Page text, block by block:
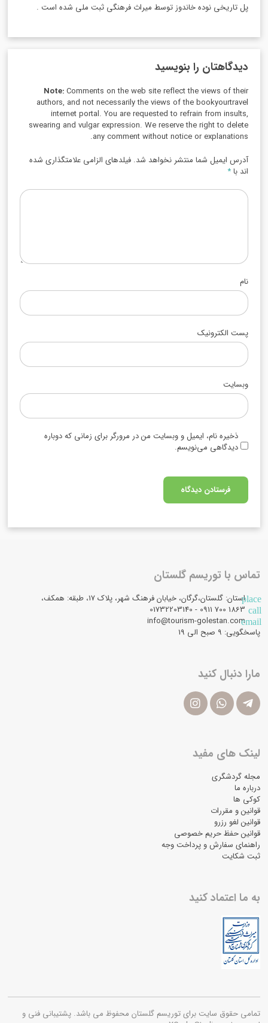
پل تاریخی نوده خاندوز توسط میراث فرهنگی ثبت ملی شده است .
دیدگاهتان را بنویسید
Note:Comments on the web site reflect the views of their
authors, and not necessarily the views of the bookyourtravel
internet portal. You are requested to refrain from insults,
swearing and vulgar expression. We reserve the right to delete
any comment without notice or explanations.
آدرس ایمیل شما منتشر نخواهد شد. فیلدهای الزامی علامتگذاری شده
اند با*
نام
پست الکترونیک
وبسایت
ذخیره نام، ایمیل و وبسایت من در مرورگر برای زمانی که دوباره
دیدگاهی می‌نویسم.
تماس با توریسم گلستان
placeاستان: گلستان،گرگان، خیابان فرهنگ شهر، پلاک 17، طبقه: همکف،
call
email
info@tourism-golestan.com
پاسخگویی: ۹ صبح الی 19
مارا دنبال کنید
لینک های مفید
مجله گردشگری
درباره ما
کوکی ها
قوانین و مقررات
قوانین لغو رزرو
قوانین حفظ حریم خصوصی
راهنمای سفارش و پرداخت وجه
ثبت شکایت
به ما اعتماد کنید
تمامی حقوق سایت برای توریسم گلستان محفوظ می باشد. پشتیبانی فنی و